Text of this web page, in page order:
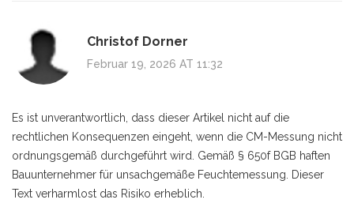
Christof Dorner
Februar 19, 2026 AT 11:32
Es ist unverantwortlich, dass dieser Artikel nicht auf die
rechtlichen Konsequenzen eingeht, wenn die CM-Messung nicht
ordnungsgemäß durchgeführt wird. Gemäß § 650f BGB haften
Bauunternehmer für unsachgemäße Feuchtemessung. Dieser
Text verharmlost das Risiko erheblich.